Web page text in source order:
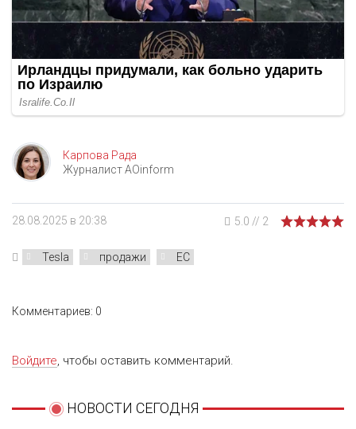
Карпова Рада
Журналист AOinform
28.08.2025 в 20:38 5.0 // 2
Tesla продажи ЕС
Комментариев: 0
Войдите, чтобы оставить комментарий.
НОВОСТИ СЕГОДНЯ